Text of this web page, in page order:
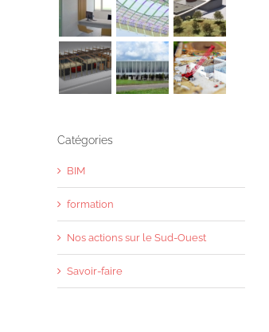
Catégories
BIM
formation
Nos actions sur le Sud-Ouest
Savoir-faire